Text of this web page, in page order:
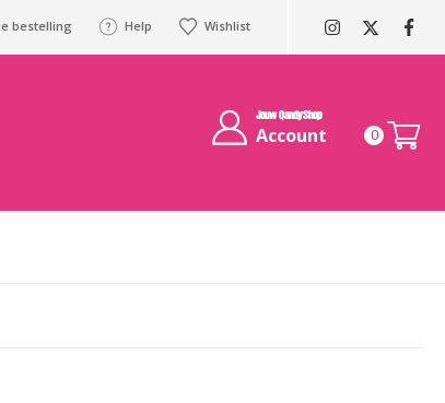
bestelling Help Wishlist
Jouw QandyShop
Account 0